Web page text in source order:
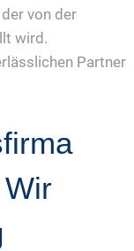
von der
wird.
Partner